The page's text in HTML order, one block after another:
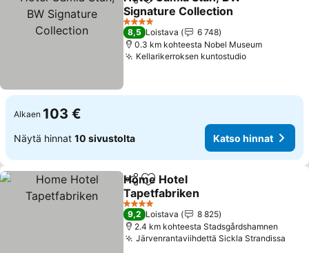
Jaa Lisää suosikkeihin
Signature Collection
4 Tähtiluokitus
8,5 Loistava
6 748
0.3 km kohteesta Nobel Museum
Kellarikerroksen kuntostudio
Alkaen 103 €
Näytä hinnat 10 sivustolta Katso hinnat
Jaa Lisää suosikkeihin
Home Hotel
Tapetfabriken
4 Tähtiluokitus
9,2 Loistava
8 825
2.4 km kohteesta Stadsgårdshamnen
Järvenrantaviihdettä Sickla Strandissa